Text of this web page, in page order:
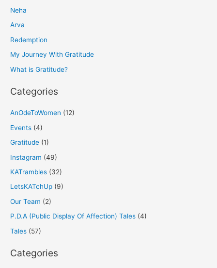
c
h
f
o
Neha
Arva
Redemption
My Journey With Gratitude
What is Gratitude?
Categories
AnOdeToWomen (12)
Events (4)
Gratitude (1)
Instagram (49)
KATrambles (32)
LetsKATchUp (9)
Our Team (2)
P.D.A (Public Display Of Affection) Tales (4)
Tales (57)
Categories